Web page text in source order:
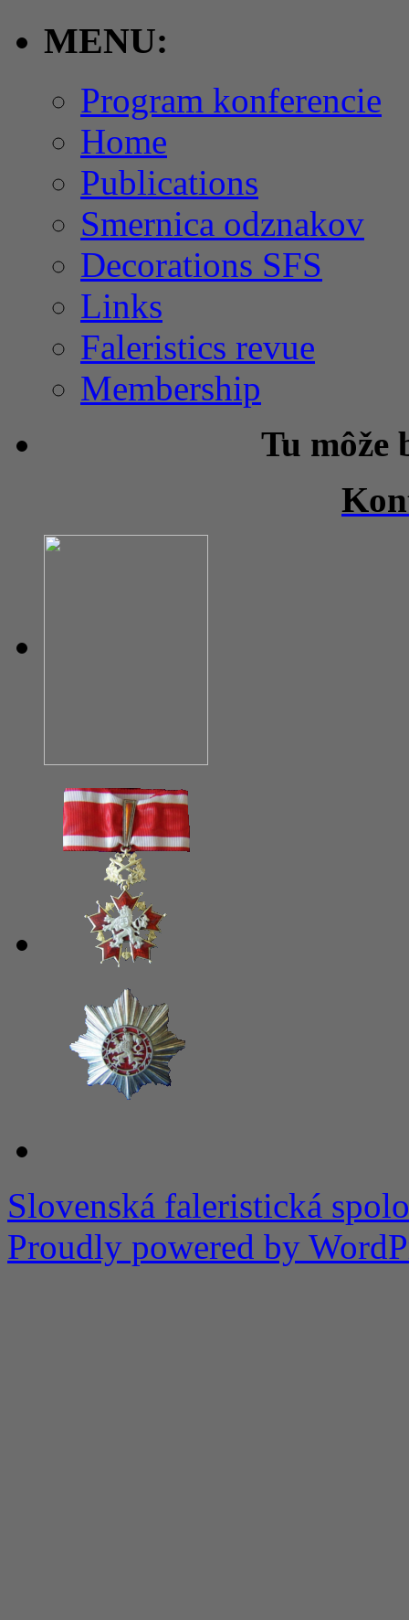
MENU:
Program konferencie
Home
Publications
Smernica odznakov
Decorations SFS
Links
Faleristics revue
Membership
Tu môže
Slovenská faleristická
Proudly powered by